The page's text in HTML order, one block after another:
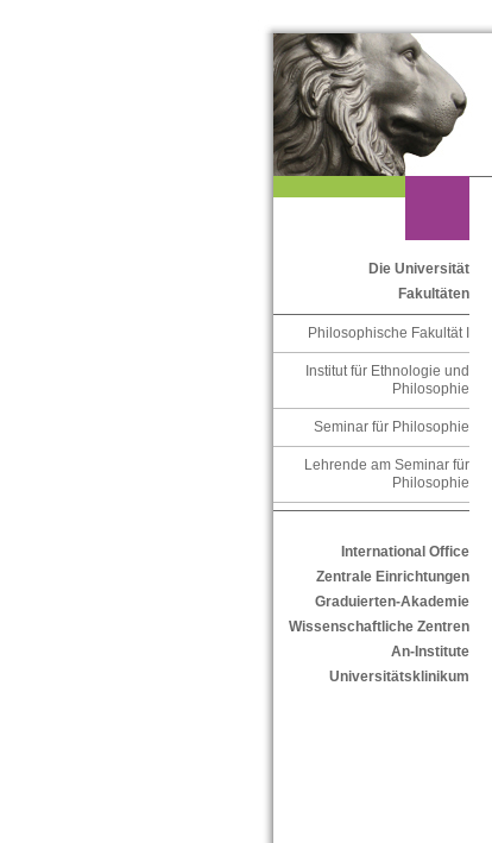
Die Universität
Fakultäten
Philosophische Fakultät I
Institut für Ethnologie und
Philosophie
Seminar für Philosophie
Lehrende am Seminar für
Philosophie
International Office
Zentrale Einrichtungen
Graduierten-Akademie
Wissenschaftliche Zentren
An-Institute
Universitätsklinikum